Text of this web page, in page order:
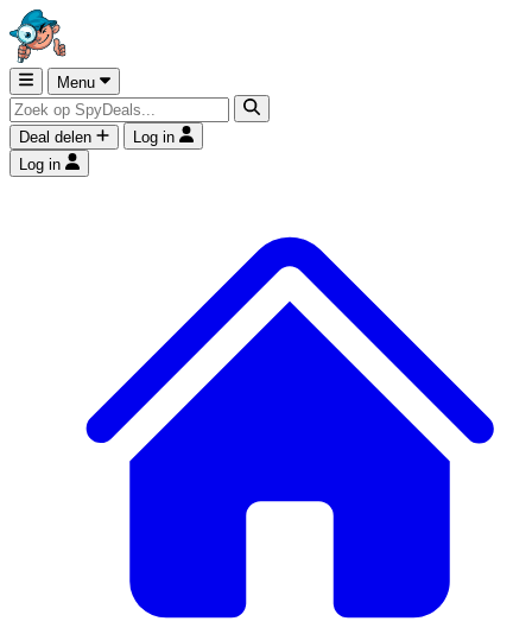
Menu
Deal delen
Log in
Log in